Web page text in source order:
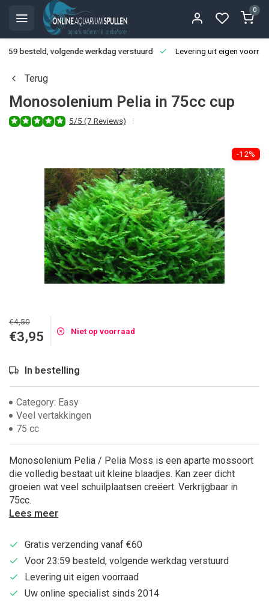
0
besteld, volgende werkdag verstuurd Levering uit eigen
Terug
Monosolenium Pelia in 75cc cup
5/5 (7 Reviews)
-12%
€4,50
€3,95 Niet op voorraad
In bestelling
Category: Easy
Veel vertakkingen
75 cc
Monosolenium Pelia / Pelia Moss is een aparte mossoort
die volledig bestaat uit kleine blaadjes. Kan zeer dicht
groeien wat veel schuilplaatsen creëert. Verkrijgbaar in
75cc.
Lees meer
Gratis verzending vanaf €60
Voor 23:59 besteld, volgende werkdag verstuurd
Levering uit eigen voorraad
Uw online specialist sinds 2014